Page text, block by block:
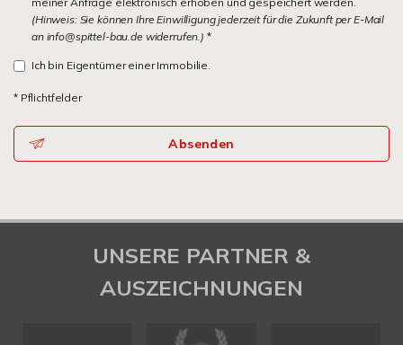
(Hinweis: Sie können Ihre Einwilligung jederzeit für die Zukunft per E-Mail
an info@spittel-bau.de widerrufen.) *
Ich bin Eigentümer einer Immobilie.
* Pflichtfelder
Absenden
UNSERE PARTNER &
AUSZEICHNUNGEN